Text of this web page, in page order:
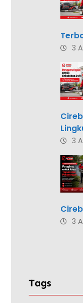
3
3
3
Tags